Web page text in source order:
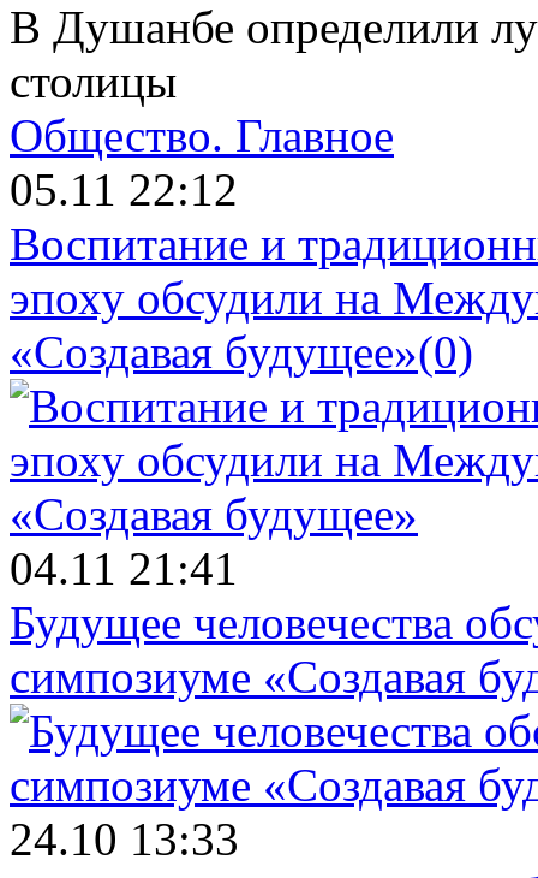
В Душанбе определили
столицы
Общество. Главное
05.11 22:12
Воспитание и
эпоху обсудили на
«Создавая будущее»(0)
04.11 21:41
Будущее человечества
симпозиуме «Создавая
24.10 13:33